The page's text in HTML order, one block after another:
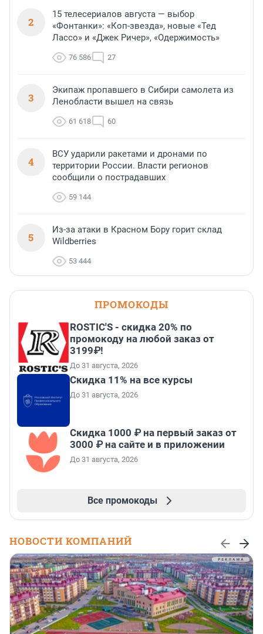
2
15 телесериалов августа — выбор
«Фонтанки»: «Коп-звезда», новые «Тед
Лассо» и «Джек Ричер», «Одержимость»
76 586 27
3
Экипаж пропавшего в Сибири самолета из
Ленобласти вышел на связь
61 618 60
4
ВСУ ударили ракетами и дронами по
территории России. Власти регионов
сообщили о пострадавших
59 144
5
Из-за атаки в Красном Бору горит склад
Wildberries
53 444
ПРОМОКОДЫ
ROSTIC'S - скидка 20% по
промокоду на любой заказ от
3199₽!
До 31 августа, 2026
Скидка 11% на все курсы
До 31 августа, 2026
Скидка 1000 ₽ на первый заказ от
3000 ₽ на сайте и в приложении
До 31 августа, 2026
Все промокоды
НОВОСТИ КОМПАНИЙ